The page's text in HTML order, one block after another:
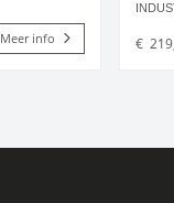
Meer info €